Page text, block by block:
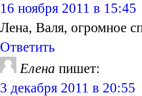
16 ноября 2011 в 15:45
Лена, Валя, огромное
Ответить
Елена пишет:
3 декабря 2011 в 20:55